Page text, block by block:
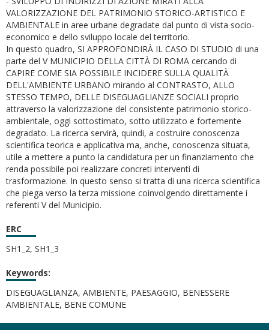
VALORIZZAZIONE DEL PATRIMONIO STORICO-ARTISTICO E
AMBIENTALE in aree urbane degradate dal punto di vista socio-
economico e dello sviluppo locale del territorio.
In questo quadro, SI APPROFONDIRÀ IL CASO DI STUDIO di una
parte del V MUNICIPIO DELLA CITTÀ DI ROMA cercando di
CAPIRE COME SIA POSSIBILE INCIDERE SULLA QUALITÀ
DELL'AMBIENTE URBANO mirando al CONTRASTO, ALLO
STESSO TEMPO, DELLE DISEGUAGLIANZE SOCIALI proprio
attraverso la valorizzazione del consistente patrimonio storico-
ambientale, oggi sottostimato, sotto utilizzato e fortemente
degradato. La ricerca servirà, quindi, a costruire conoscenza
scientifica teorica e applicativa ma, anche, conoscenza situata,
utile a mettere a punto la candidatura per un finanziamento che
renda possibile poi realizzare concreti interventi di
trasformazione. In questo senso si tratta di una ricerca scientifica
che piega verso la terza missione coinvolgendo direttamente i
referenti V del Municipio.
ERC
SH1_2, SH1_3
Keywords:
DISEGUAGLIANZA, AMBIENTE, PAESAGGIO, BENESSERE
AMBIENTALE, BENE COMUNE